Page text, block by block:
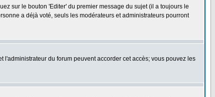
sur le bouton 'Editer' du premier message du sujet (il a toujours le
a déjà voté, seuls les modérateurs et administrateurs pourront
du forum peuvent accorder cet accès; vous pouvez les